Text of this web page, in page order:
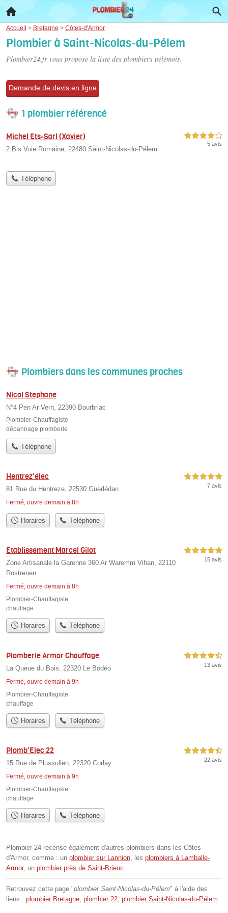
Accueil > Bretagne > Côtes-d'Armor
Plombier à Saint-Nicolas-du-Pélem
Plombier24.fr vous propose la liste des plombiers pélémois.
Demande de devis en ligne
1 plombier référencé
Michel Ets-Sarl (Xavier)
2 Bis Voie Romaine, 22480 Saint-Nicolas-du-Pélem
4,0 étoiles sur 5
5 avis
Téléphone
Plombiers dans les communes proches
Nicol Stephane
N°4 Pen Ar Vern, 22390 Bourbriac
Plombier-Chauffagiste
dépannage plomberie
Téléphone
Hentrez'élec
81 Rue du Hentreze, 22530 Guerlédan
Fermé, ouvre demain à 8h
5,0 étoiles sur 5
7 avis
Horaires Téléphone
Etablissement Marcel Gilot
Zone Artisanale la Garenne 360 Ar Waremm Vihan, 22110
Rostrenen
Fermé, ouvre demain à 8h
5,0 étoiles sur 5
15 avis
Plombier-Chauffagiste
chauffage
Horaires Téléphone
Plomberie Armor Chauffage
La Queue du Bois, 22320 Le Bodéo
Fermé, ouvre demain à 9h
4,5 étoiles sur 5
13 avis
Plombier-Chauffagiste
chauffage
Horaires Téléphone
Plomb'Elec 22
15 Rue de Plussulien, 22320 Corlay
Fermé, ouvre demain à 9h
4,5 étoiles sur 5
22 avis
Plombier-Chauffagiste
chauffage
Horaires Téléphone
Plombier 24 recense également d'autres plombiers dans les Côtes-
d'Armor, comme : un plombier sur Lannion, les plombiers à Lamballe-
Armor, un plombier près de Saint-Brieuc.
Retrouvez cette page "plombier Saint-Nicolas-du-Pélem" à l'aide des
liens : plombier Bretagne, plombier 22, plombier Saint-Nicolas-du-Pélem.